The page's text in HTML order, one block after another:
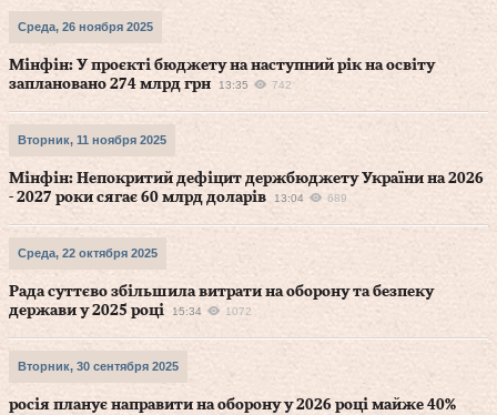
Среда, 26 ноября 2025
Мінфін: У проєкті бюджету на наступний рік на освіту
заплановано 274 млрд грн
13:35 742
Вторник, 11 ноября 2025
Мінфін: Непокритий дефіцит держбюджету України на 2026
- 2027 роки сягає 60 млрд доларів
13:04 689
Среда, 22 октября 2025
Рада суттєво збільшила витрати на оборону та безпеку
держави у 2025 році
15:34 1072
Вторник, 30 сентября 2025
росія планує направити на оборону у 2026 році майже 40%